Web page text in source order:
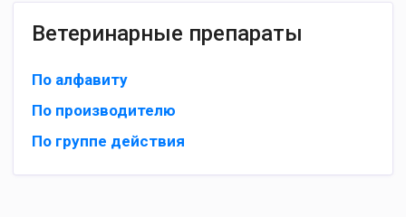
Ветеринарные препараты
По алфавиту
По производителю
По группе действия